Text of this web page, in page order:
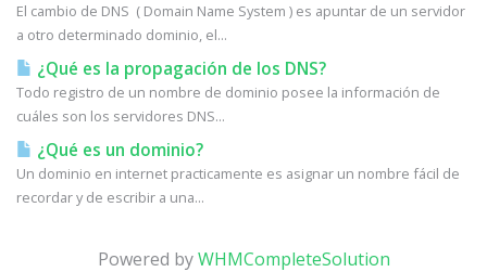
El cambio de DNS ( Domain Name System ) es apuntar de un servidor
a otro determinado dominio, el...
¿Qué es la propagación de los DNS?
Todo registro de un nombre de dominio posee la información de
cuáles son los servidores DNS...
¿Qué es un dominio?
Un dominio en internet practicamente es asignar un nombre fácil de
recordar y de escribir a una...
Powered byWHMCompleteSolution